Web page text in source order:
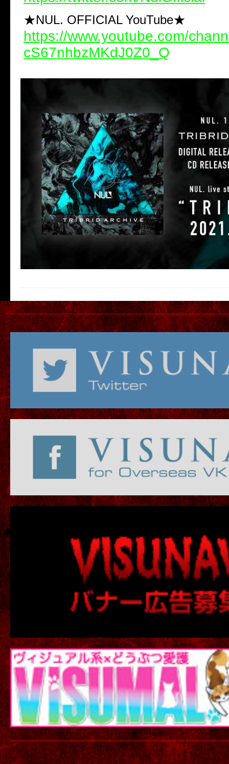
★NUL. OFFICIAL YouTube★
https://www.youtube.com/
cS67nhbzMKdJ0Z0_Q